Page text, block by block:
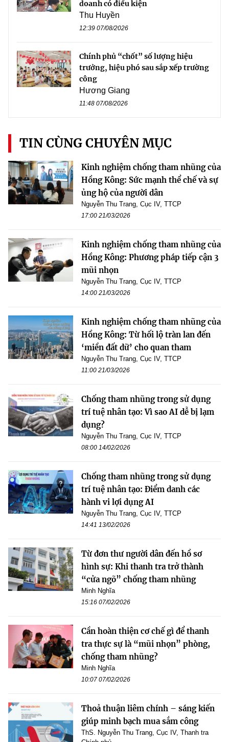
doanh có điều kiện
Thu Huyền
12:39 07/08/2026
Chính phủ “chốt” số lượng hiệu
trưởng, hiệu phó sau sắp xếp trường
công
Hương Giang
11:48 07/08/2026
TIN CÙNG CHUYÊN MỤC
Kinh nghiệm chống tham nhũng của
Hồng Kông: Sức mạnh thể chế và sự
ủng hộ của người dân
Nguyễn Thu Trang, Cục IV, TTCP
17:00 21/03/2026
Kinh nghiệm chống tham nhũng của
Hồng Kông: Phương pháp tiếp cận 3
mũi nhọn
Nguyễn Thu Trang, Cục IV, TTCP
14:00 21/03/2026
Kinh nghiệm chống tham nhũng của
Hồng Kông: Từ hối lộ tràn lan đến
‘miền đất dữ’ cho quan tham
Nguyễn Thu Trang, Cục IV, TTCP
11:00 21/03/2026
Chống tham nhũng trong sử dụng
trí tuệ nhân tạo: Vì sao AI dễ bị lạm
dụng?
Nguyễn Thu Trang, Cục IV, TTCP
08:00 14/02/2026
Chống tham nhũng trong sử dụng
trí tuệ nhân tạo: Điểm danh các
hành vi lợi dụng AI
Nguyễn Thu Trang, Cục IV, TTCP
14:41 13/02/2026
Từ đơn thư người dân đến hồ sơ
hình sự: Khi thanh tra trở thành
“cửa ngõ” chống tham nhũng
Minh Nghĩa
15:16 07/02/2026
Cần hoàn thiện cơ chế gì để thanh
tra thực sự là “mũi nhọn” phòng,
chống tham nhũng?
Minh Nghĩa
10:07 07/02/2026
Thoả thuận liêm chính – sáng kiến
giúp minh bạch mua sắm công
ThS. Nguyễn Thu Trang, Cục IV, Thanh tra